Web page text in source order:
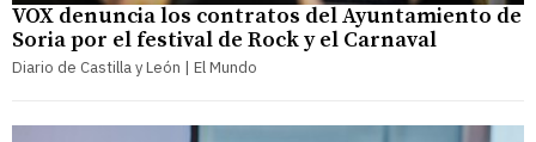
VOX denuncia los contratos del Ayuntamiento de
Soria por el festival de Rock y el Carnaval
Diario de Castilla y León | El Mundo